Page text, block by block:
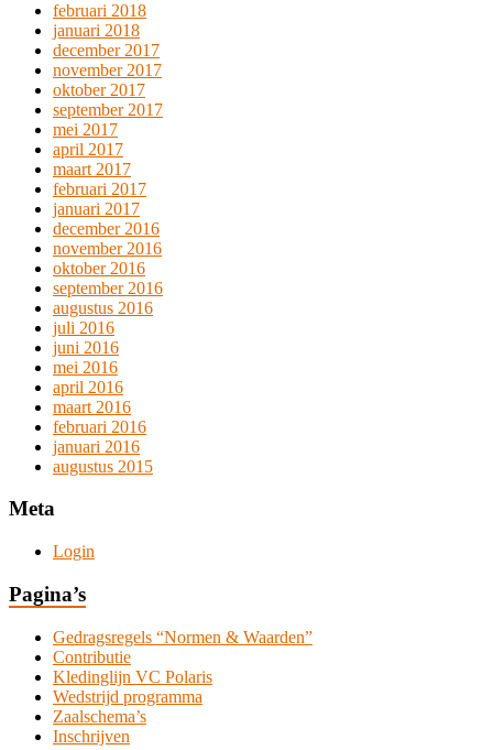
februari 2018
januari 2018
december 2017
november 2017
oktober 2017
september 2017
mei 2017
april 2017
maart 2017
februari 2017
januari 2017
december 2016
november 2016
oktober 2016
september 2016
augustus 2016
juli 2016
juni 2016
mei 2016
april 2016
maart 2016
februari 2016
januari 2016
augustus 2015
Meta
Login
Pagina’s
Gedragsregels “Normen & Waarden”
Contributie
Kledinglijn VC Polaris
Wedstrijd programma
Zaalschema’s
Inschrijven